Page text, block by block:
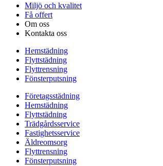
Miljö och kvalitet
Få offert
Om oss
Kontakta oss
Hemstädning
Flyttstädning
Flyttrensning
Fönsterputsning
Företagsstädning
Hemstädning
Flyttstädning
Trädgårdsservice
Fastighetsservice
Äldreomsorg
Flyttrensning
Fönsterputsning